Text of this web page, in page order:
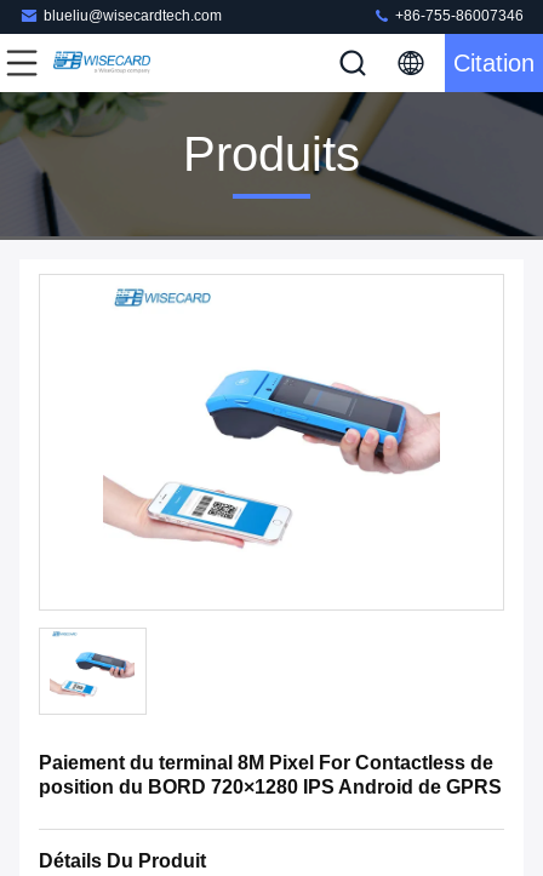
blueliu@wisecardtech.com +86-755-86007346
Citation
Produits
Paiement du terminal 8M Pixel For Contactless de
position du BORD 720×1280 IPS Android de GPRS
Détails Du Produit